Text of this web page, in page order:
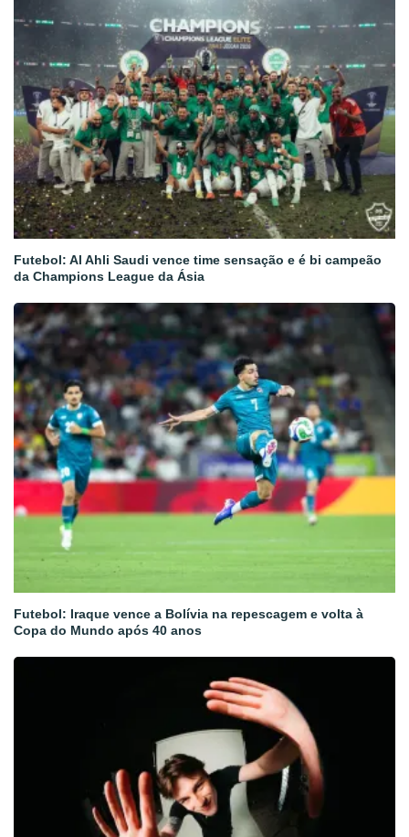
Futebol: Al Ahli Saudi vence time sensação e é bi campeão
da Champions League da Ásia
Futebol: Iraque vence a Bolívia na repescagem e volta à
Copa do Mundo após 40 anos